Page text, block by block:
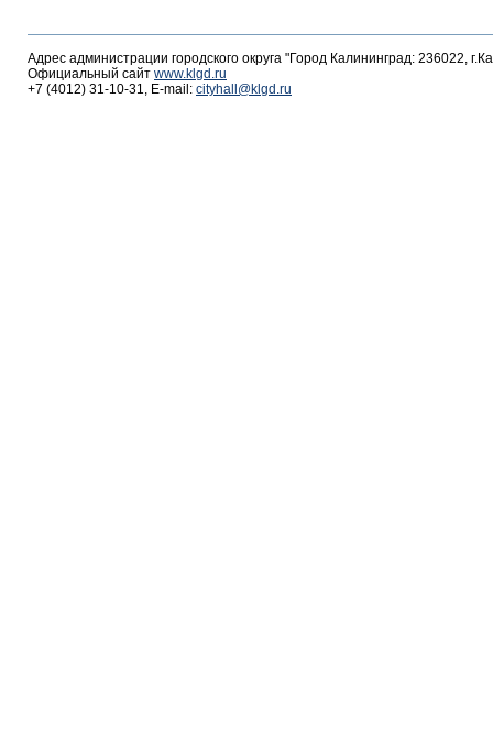
Адрес администрации городского округа "Город Калининград: 236022,
Официальный сайт www.klgd.ru
+7 (4012) 31-10-31, E-mail: cityhall@klgd.ru